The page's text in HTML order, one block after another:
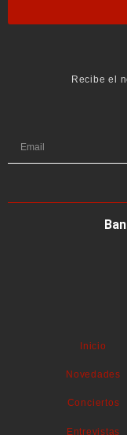
Recibe el
Inicio
Novedades
Conciertos
Entrevistas